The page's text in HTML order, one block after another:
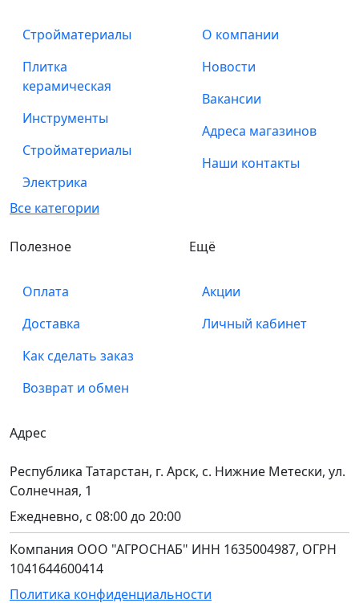
Стройматериалы
Плитка
керамическая
Инструменты
Стройматериалы
Электрика
Все категории
О компании
Новости
Вакансии
Адреса магазинов
Наши контакты
Полезное
Оплата
Доставка
Как сделать заказ
Возврат и обмен
Ещё
Акции
Личный кабинет
Адрес
Республика Татарстан, г. Арск, с. Нижние Метески, ул.
Солнечная, 1
Ежедневно, с 08:00 до 20:00
Компания ООО "АГРОСНАБ" ИНН 1635004987, ОГРН
1041644600414
Политика конфиденциальности